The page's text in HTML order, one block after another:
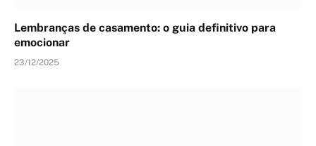
Lembranças de casamento: o guia definitivo para
emocionar
23/12/2025